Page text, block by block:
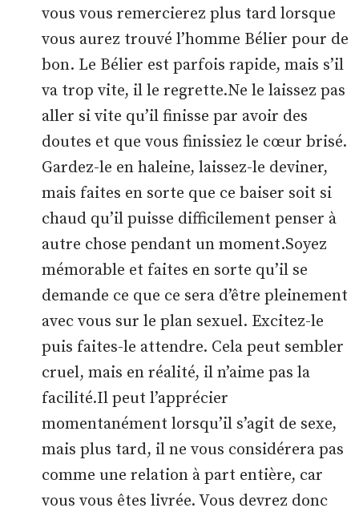
vous vous remercierez plus tard lorsque
vous aurez trouvé l’homme Bélier pour de
bon. Le Bélier est parfois rapide, mais s’il
va trop vite, il le regrette.Ne le laissez pas
aller si vite qu’il finisse par avoir des
doutes et que vous finissiez le cœur brisé.
Gardez-le en haleine, laissez-le deviner,
mais faites en sorte que ce baiser soit si
chaud qu’il puisse difficilement penser à
autre chose pendant un moment.Soyez
mémorable et faites en sorte qu’il se
demande ce que ce sera d’être pleinement
avec vous sur le plan sexuel. Excitez-le
puis faites-le attendre. Cela peut sembler
cruel, mais en réalité, il n’aime pas la
facilité.Il peut l’apprécier
momentanément lorsqu’il s’agit de sexe,
mais plus tard, il ne vous considérera pas
comme une relation à part entière, car
vous vous êtes livrée. Vous devrez donc